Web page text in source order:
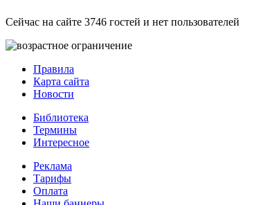
Сейчас на сайте 3746 гостей и нет пользователей
Правила
Карта сайта
Новости
Библиотека
Термины
Интересное
Реклама
Тарифы
Оплата